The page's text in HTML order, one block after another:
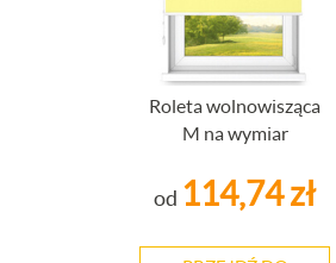
Roleta wolnowisząca
M na wymiar
od 114,74 zł